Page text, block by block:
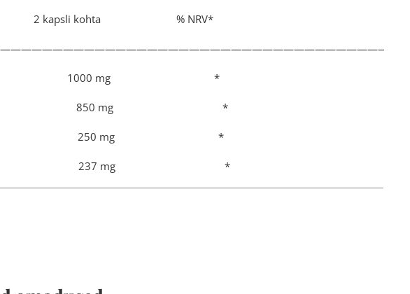
2 kapsli kohta % NRV*
1000 mg *
mg 850 mg *
mg 250 mg *
mg 237 mg *